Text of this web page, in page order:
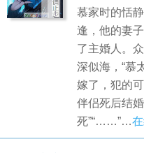
慕家时的恬
逢，他的妻
了主婚人。
深似海，“慕
嫁了，犯的
伴侣死后结
死”“……”…